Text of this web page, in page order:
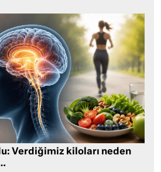
Verdiğimiz kiloları neden